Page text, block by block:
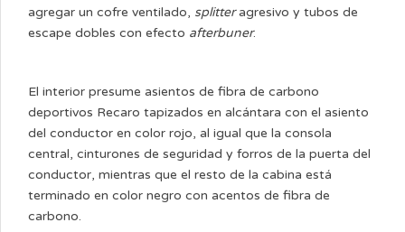
agregar un cofre ventilado, splitteragresivo y tubos de
escape dobles con efecto afterbuner.
El interior presume asientos de fibra de carbono
deportivos Recaro tapizados en alcántara con el asiento
del conductor en color rojo, al igual que la consola
central, cinturones de seguridad y forros de la puerta del
conductor, mientras que el resto de la cabina está
terminado en color negro con acentos de fibra de
carbono.